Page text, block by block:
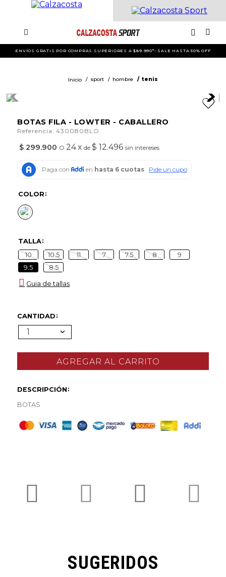
ENVÍOS GRATIS POR COMPRAS SUPERIORES A $89.990*- SALE HASTA 50% OFF
sport hombre tenis
BOTAS FILA - LOWTER - CABALLERO
Referencia :430080BLO
$ 299.900 O 24x de$ 12.496 sin intereses
COLOR
TALLA
10 10.5 11 7 7.5 8
9
9.5
8.5
Guia de tallas
CANTIDAD
1
DESCRIPCIÓN
BOTAS
SUGERIDOS